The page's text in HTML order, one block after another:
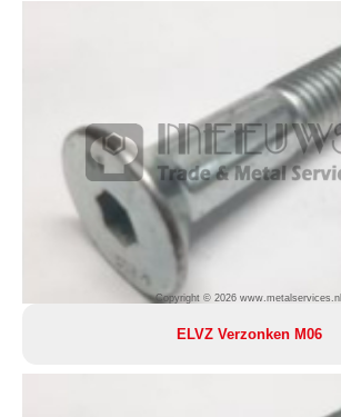
Copyright © 2026 www.metalservices.nl
ELVZ Verzonken M06